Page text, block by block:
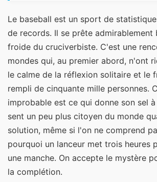
Le baseball est un sport de
de records. Il se prête admirablement
froide du cruciverbiste. C'est une
mondes qui, au premier abord, n'ont
le calme de la réflexion solitaire et le
rempli de cinquante mille personnes.
improbable est ce qui donne son sel
sent un peu plus citoyen du monde
solution, même si l'on ne comprend
pourquoi un lanceur met trois heures
une manche. On accepte le mystère
la complétion.